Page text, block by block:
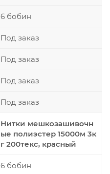
6 бобин
Под заказ
Под заказ
Под заказ
Под заказ
Нитки мешкозашивочн
ые полиэстер 15000м 3к
г 200текс, красный
6 бобин